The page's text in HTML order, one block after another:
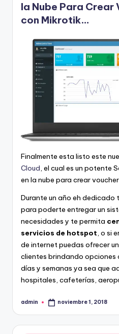
la Nube Para
con Mikrotik…
Finalmente esta listo este
Cloud, el cual es un potente
en la nube para crear
Durante un año eh
para poderte entregar un
necesidades y te permita
servicios de hotspot, o si
de internet puedas ofrecer
clientes brindando opciones
días y semanas ya sea que
hospitales, cafeterías,
Publicado
admin noviembre 1, 2018